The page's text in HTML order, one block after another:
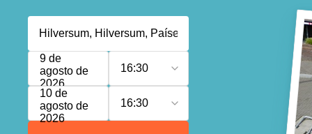
9 de
agosto de
2026
16:30
10 de
agosto de
2026
16:30